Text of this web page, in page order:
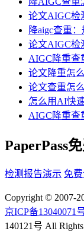
论文AIGC检
降aigc查重
论文AIGC检
AIGC降重查
论文降重怎
论文查重怎
怎么用AI快
AIGC降重查
PaperPass
检测报告演示 免
Copyright © 2007-
京ICP备13040071
140121号 All Rights